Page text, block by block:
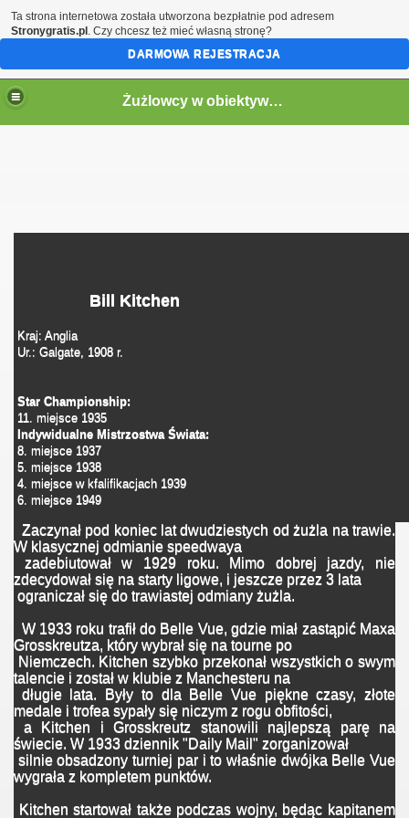
Żużlowcy w obiektywie by Speed
Bill Kitchen
Kraj: Anglia
Ur.: Galgate, 1908 r.
Star Championship:
11. miejsce 1935
Indywidualne Mistrzostwa Świata:
8. miejsce 1937
5. miejsce 1938
4. miejsce w kfalifikacjach 1939
6. miejsce 1949
Zaczynał pod koniec lat dwudziestych od żużla na trawie.
W klasycznej odmianie speedwaya
zadebiutował w 1929 roku. Mimo dobrej jazdy, nie
zdecydował się na starty ligowe, i jeszcze przez 3 lata
ograniczał się do trawiastej odmiany żużla.
W 1933 roku trafił do Belle Vue, gdzie miał zastąpić Maxa
Grosskreutza, który wybrał się na tourne po
Niemczech. Kitchen szybko przekonał wszystkich o swym
talencie i został w klubie z Manchesteru na
długie lata. Były to dla Belle Vue piękne czasy, złote
medale i trofea sypały się niczym z rogu obfitości,
a Kitchen i Grosskreutz stanowili najlepszą parę na
świecie. W 1933 dziennik "Daily Mail" zorganizował
silnie obsadzony turniej par i to właśnie dwójka Belle Vue
wygrała z kompletem punktów.
Kitchen startował także podczas wojny, będąc kapitanem
Ta strona internetowa została utworzona bezpłatnie pod adresem
Stronygratis.pl . Czy chcesz też mieć własną stronę?
DARMOWA REJESTRACJA